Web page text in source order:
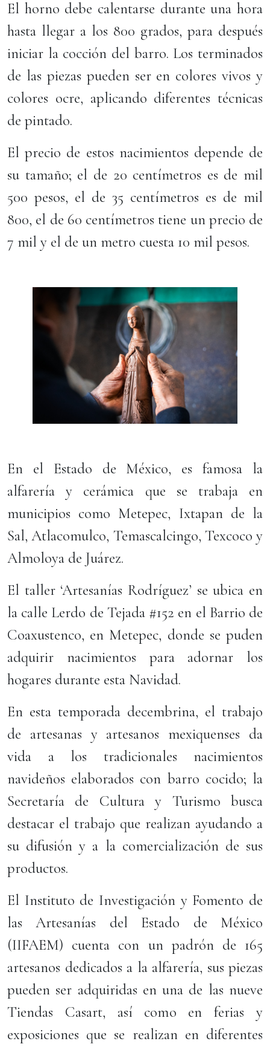
El horno debe calentarse durante una hora
hasta llegar a los 800 grados, para después
iniciar la cocción del barro. Los terminados
de las piezas pueden ser en colores vivos y
colores ocre, aplicando diferentes técnicas
de pintado.
El precio de estos nacimientos depende de
su tamaño; el de 20 centímetros es de mil
500 pesos, el de 35 centímetros es de mil
800, el de 60 centímetros tiene un precio de
7 mil y el de un metro cuesta 10 mil pesos.
En el Estado de México, es famosa la
alfarería y cerámica que se trabaja en
municipios como Metepec, Ixtapan de la
Sal, Atlacomulco, Temascalcingo, Texcoco y
Almoloya de Juárez.
El taller ‘Artesanías Rodríguez’ se ubica en
la calle Lerdo de Tejada #152 en el Barrio de
Coaxustenco, en Metepec, donde se puden
adquirir nacimientos para adornar los
hogares durante esta Navidad.
En esta temporada decembrina, el trabajo
de artesanas y artesanos mexiquenses da
vida a los tradicionales nacimientos
navideños elaborados con barro cocido; la
Secretaría de Cultura y Turismo busca
destacar el trabajo que realizan ayudando a
su difusión y a la comercialización de sus
productos.
El Instituto de Investigación y Fomento de
las Artesanías del Estado de México
(IIFAEM) cuenta con un padrón de 165
artesanos dedicados a la alfarería, sus piezas
pueden ser adquiridas en una de las nueve
Tiendas Casart, así como en ferias y
exposiciones que se realizan en diferentes